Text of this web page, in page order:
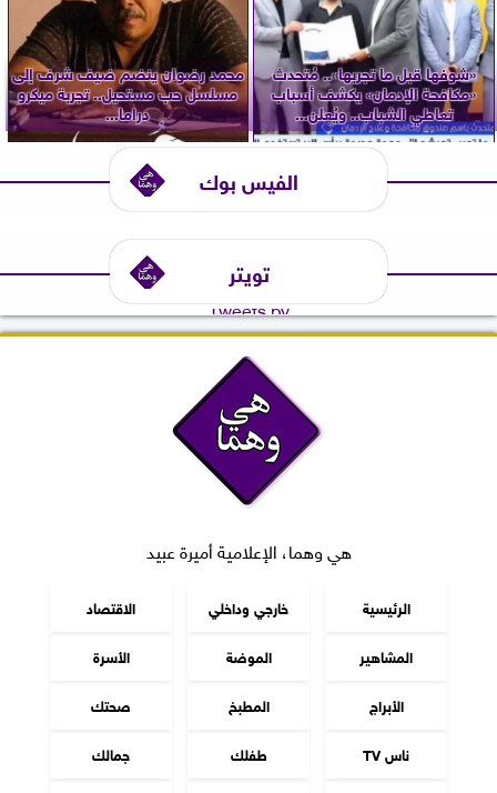
«شوفها قبل ما تجربها».. مُتحدث
«مكافحة الإدمان» يكشف أسباب
تعاطي الشباب.. ويُعلن...
محمد رضوان ينضم ضيف شرف إلى
مسلسل حب مستحيل.. تجربة ميكرو
دراما...
الفيس بوك
تويتر
Tweets by
هي وهما، الإعلامية أميرة عبيد
الرئيسية خارجي وداخلي
الاقتصاد
المشاهير
الموضة
الأسرة
الأبراج
المطبخ
صحتك
ناس TV
طفلك
جمالك